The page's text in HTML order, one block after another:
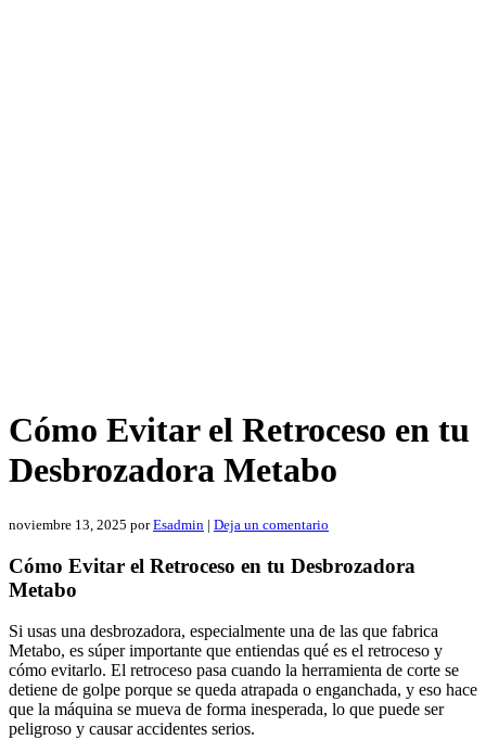
Cómo Evitar el Retroceso en tu
Desbrozadora Metabo
noviembre 13, 2025 porEsadmin | Deja un comentario
Cómo Evitar el Retroceso en tu Desbrozadora
Metabo
Si usas una desbrozadora, especialmente una de las que fabrica
Metabo, es súper importante que entiendas qué es el retroceso y
cómo evitarlo. El retroceso pasa cuando la herramienta de corte se
detiene de golpe porque se queda atrapada o enganchada, y eso hace
que la máquina se mueva de forma inesperada, lo que puede ser
peligroso y causar accidentes serios.